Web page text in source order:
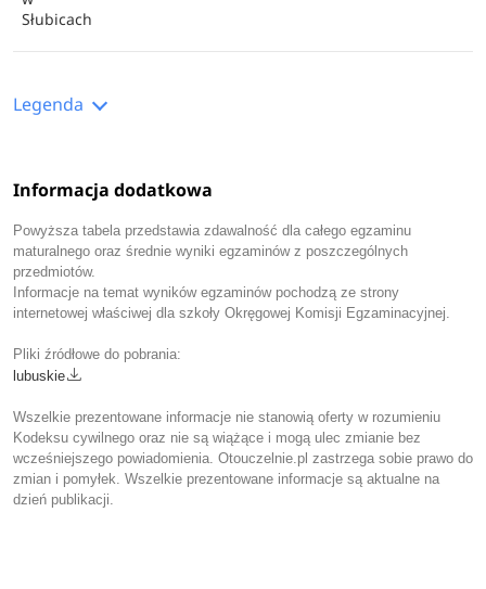
Słubicach
Legenda
Informacja dodatkowa
Powyższa tabela przedstawia zdawalność dla całego egzaminu
maturalnego oraz średnie wyniki egzaminów z poszczególnych
przedmiotów.
Informacje na temat wyników egzaminów pochodzą ze strony
internetowej właściwej dla szkoły Okręgowej Komisji Egzaminacyjnej.
Pliki źródłowe do pobrania:
lubuskie
Wszelkie prezentowane informacje nie stanowią oferty w rozumieniu
Kodeksu cywilnego oraz nie są wiążące i mogą ulec zmianie bez
wcześniejszego powiadomienia. Otouczelnie.pl zastrzega sobie prawo do
zmian i pomyłek. Wszelkie prezentowane informacje są aktualne na
dzień publikacji.